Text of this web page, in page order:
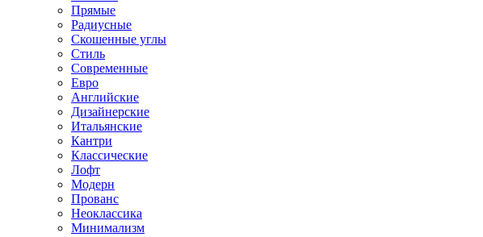
Прямые
Радиусные
Скошенные углы
Стиль
Современные
Евро
Английские
Дизайнерские
Итальянские
Кантри
Классические
Лофт
Модерн
Прованс
Неоклассика
Минимализм